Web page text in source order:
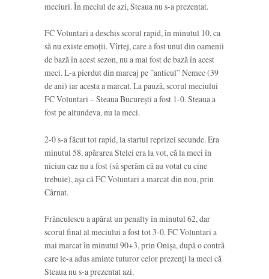
meciuri. În meciul de azi, Steaua nu s-a prezentat.
FC Voluntari a deschis scorul rapid, în minutul 10, ca
să nu existe emoții. Vîrtej, care a fost unul din oamenii
de bază în acest sezon, nu a mai fost de bază în acest
meci. L-a pierdut din marcaj pe ”anticul” Nemec (39
de ani) iar acesta a marcat. La pauză, scorul meciului
FC Voluntari – Steaua București a fost 1-0. Steaua a
fost pe altundeva, nu la meci.
2-0 s-a făcut tot rapid, la startul reprizei secunde. Era
minutul 58, apărarea Stelei era la vot, că la meci în
niciun caz nu a fost (să sperăm că au votat cu cine
trebuie), așa că FC Voluntari a marcat din nou, prin
Cârnat.
Frânculescu a apărat un penalty în minutul 62, dar
scorul final al meciului a fost tot 3-0. FC Voluntari a
mai marcat în minutul 90+3, prin Onișa, după o contră
care le-a adus aminte tuturor celor prezenți la meci că
Steaua nu s-a prezentat azi.